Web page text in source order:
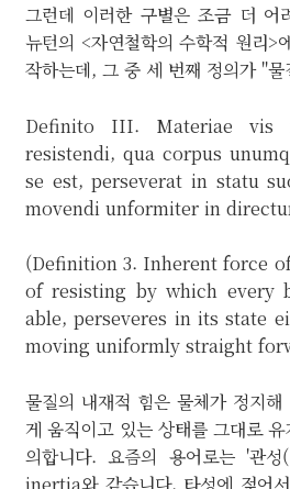
그런데 이러한 구별은 조금 더 어
뉴턴의 <자연철학의 수학적 원리>
작하는데, 그 중 세 번째 정의가 "
Definito III. Materiae vis
resistendi, qua corpus
se est, perseverat in statu
movendi unformiter in
(Definition 3. Inherent force
of resisting by which every
able, perseveres in its state
moving uniformly straight
물질의 내재적 힘은 물체가 정지
게 움직이고 있는 상태를 그대로
의합니다. 요즘의 용어로는 '관